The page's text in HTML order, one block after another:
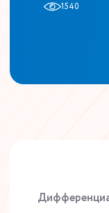
1540